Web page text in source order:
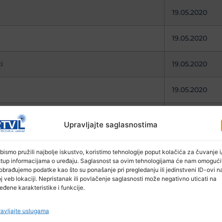
Upravljajte saglasnostima
pružili najbolje iskustvo, koristimo tehnologije poput kolačića za čuvanje
informacijama o uređaju. Saglasnost sa ovim tehnologijama će nam
podatke kao što su ponašanje pri pregledanju ili jedinstveni ID-ovi
veb lokaciji. Nepristanak ili povlačenje saglasnosti može negativno uticati na
karakteristike i funkcije.
uslugama
19.05.2020
19.05.2020
19.05.2020
19.05.2020
19.05.2020